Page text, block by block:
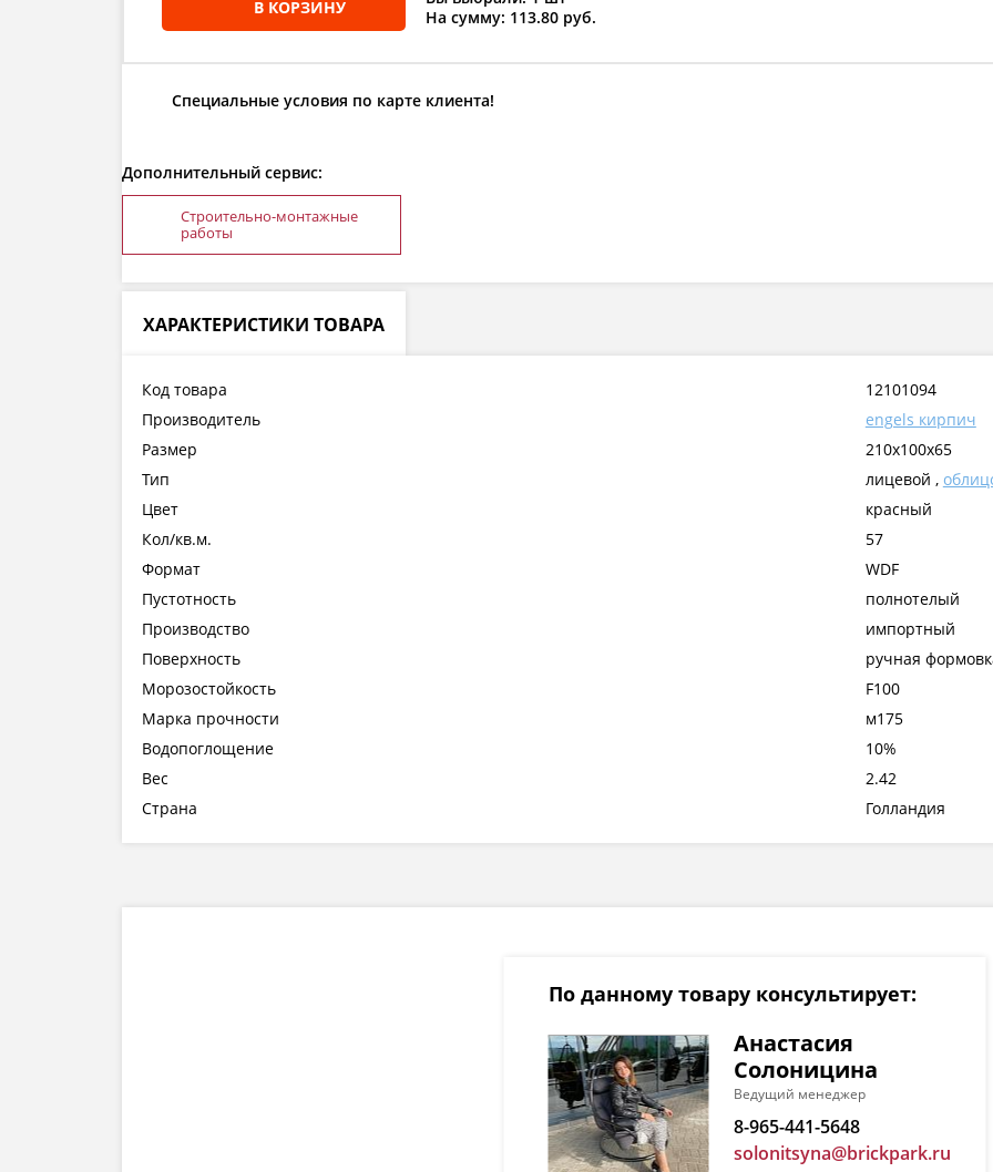
В КОРЗИНУ
На сумму: 113.80 руб.
Специальные условия по карте клиента!
Дополнительный сервис:
Строительно-монтажные
работы
ХАРАКТЕРИСТИКИ ТОВАРА
Код товара
12101094
Производитель
engels кирпич
Размер
210x100x65
Тип
лицевой ,
Цвет
красный
Кол/кв.м.
57
Формат
WDF
Пустотность
полнотелый
Производство
импортный
Поверхность
ручная
Морозостойкость
F100
Марка прочности
м175
Водопоглощение
10%
Вес
2.42
Страна
Голландия
По данному товару консультирует:
Анастасия
Солоницина
Ведущий менеджер
8-965-441-5648
solonitsyna@brickpark.ru